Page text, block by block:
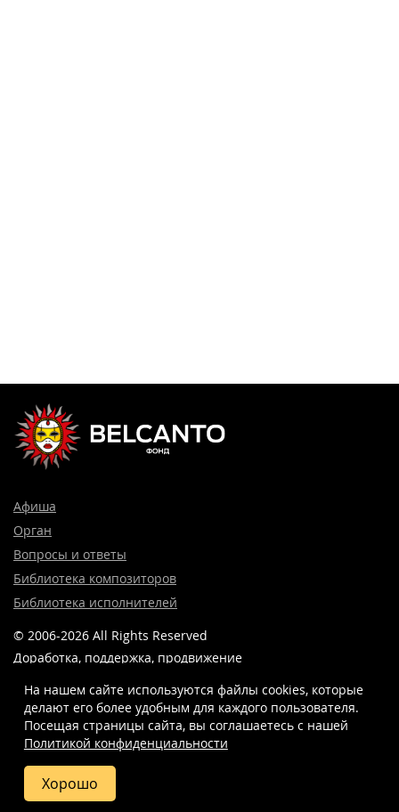
Афиша
Орган
Вопросы и ответы
Библиотека композиторов
Библиотека исполнителей
© 2006-2026 All Rights Reserved
Доработка, поддержка, продвижение
8 (499) 923-22-78
info@belcantofund.com
На нашем сайте используются файлы cookies, которые
делают его более удобным для каждого пользователя.
Посещая страницы сайта, вы соглашаетесь c нашей
Политикой конфиденциальности
Хорошо